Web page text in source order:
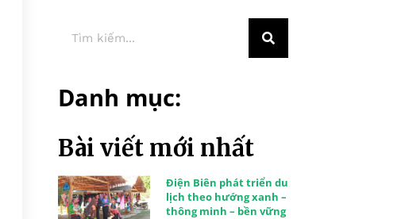
Danh mục:
Bài viết mới nhất
Điện Biên phát triển du
lịch theo hướng xanh –
thông minh – bền vững